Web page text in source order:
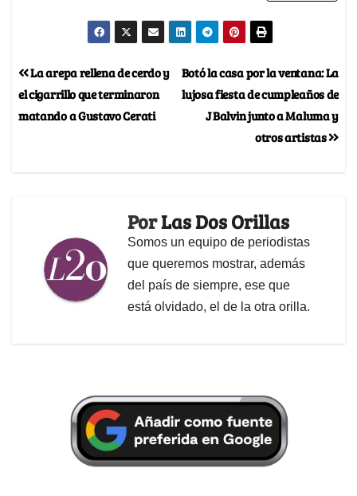
Botó la casa por la ventana: La
lujosa fiesta de cumpleaños de
J Balvin junto a Maluma y
otros artistas
La arepa rellena de cerdo y
el cigarrillo que terminaron
matando a Gustavo Cerati
PorLas Dos Orillas
Somos un equipo de periodistas
que queremos mostrar, además
del país de siempre, ese que
está olvidado, el de la otra orilla.